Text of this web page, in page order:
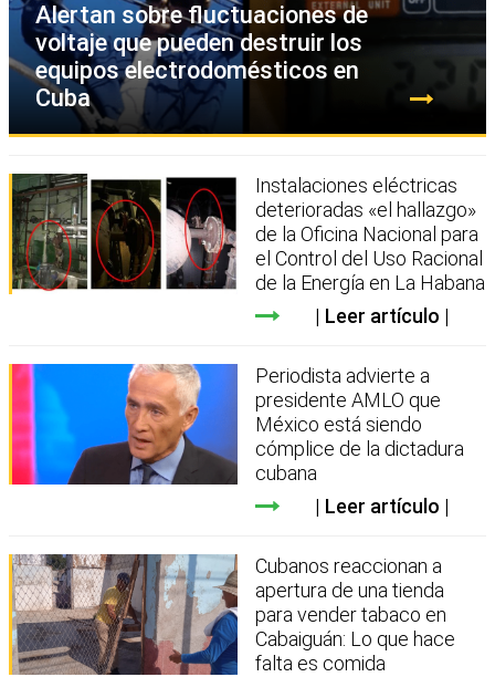
Alertan sobre fluctuaciones de
voltaje que pueden destruir los
equipos electrodomésticos en
Cuba
Instalaciones eléctricas
deterioradas «el hallazgo»
de la Oficina Nacional para
el Control del Uso Racional
de la Energía en La Habana
Leer artículo
Periodista advierte a
presidente AMLO que
México está siendo
cómplice de la dictadura
cubana
Leer artículo
Cubanos reaccionan a
apertura de una tienda
para vender tabaco en
Cabaiguán: Lo que hace
falta es comida